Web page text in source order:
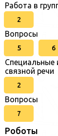
Работа в
2
Вопросы
5 6
Специальные
связной речи
2
Вопросы
7
Роботы